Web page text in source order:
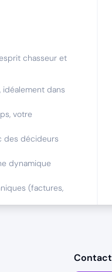
chasseur et
idéalement dans
votre
des décideurs
dynamique
(factures,
par nos associés,
terrain par des
Contact